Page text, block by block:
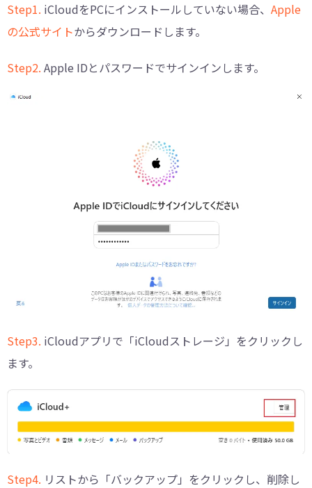
Step1. iCloudをPCにインストールしていない場合、 Apple
の公式サイトからダウンロードします。
Step2. Apple IDとパスワードでサインインします。
Step3. iCloudアプリで「iCloudストレージ」をクリックし
ます。
Step4. リストから「バックアップ」をクリックし、削除し